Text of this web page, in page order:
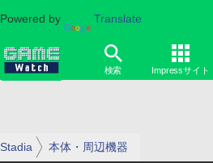
Powered by Translate
検索 Impressサイト
Stadia 本体・周辺機器